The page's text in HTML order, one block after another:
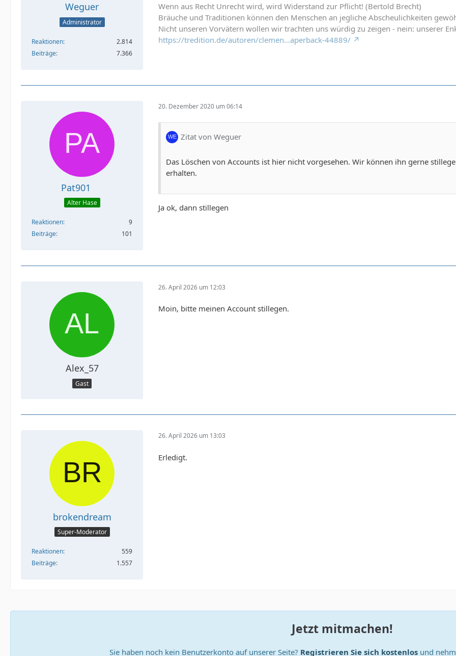
Weguer
Administrator
Reaktionen
2.814
Beiträge
7.366
Wenn aus Recht Unrecht wird, wird Widerstand zur Pflicht! (Bertold Brecht)
Bräuche und Traditionen können den Menschen an jegliche Abscheulichkeiten
Nicht unseren Vorvätern wollen wir trachten uns würdig zu zeigen - nein: unserer
https://tredition.de/autoren/clemen…aperback-44889/
Pat901
Alter Hase
Reaktionen
9
Beiträge
101
20. Dezember 2020 um 06:14
Zitat von Weguer
Das Löschen von Accounts ist hier nicht vorgesehen. Wir können ihn gerne
erhalten.
Ja ok, dann stillegen
Alex_57
Gast
26. April 2026 um 12:03
Moin, bitte meinen Account stillegen.
brokendream
Super-Moderator
Reaktionen
559
Beiträge
1.557
26. April 2026 um 13:03
Erledigt.
Jetzt mitmachen!
Sie haben noch kein Benutzerkonto auf unserer Seite? Registrieren Sie sich kostenlos und